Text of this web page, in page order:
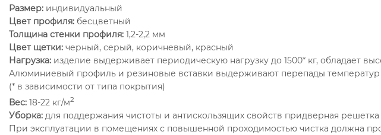
Размер: индивидуальный
Цвет профиля: бесцветный
Толщина стенки профиля: 1,2-2,2 мм
Цвет щетки: черный, серый, коричневый, красный
Нагрузка: изделие выдерживает периодическую нагрузку до 1500* кг, обладает
Алюминиевый профиль и резиновые вставки выдерживают перепады температур
(* в зависимости от типа покрытия)
Вес: 18-22 кг/м2
Уборка: для поддержания чистоты и антискользящих свойств придверная
При эксплуатации в помещениях с повышенной проходимостью чистка должна